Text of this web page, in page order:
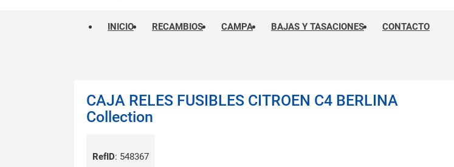
INICIO RECAMBIOS CAMPA BAJAS Y TASACIONES CONTACTO
CAJA RELES FUSIBLES CITROEN C4 BERLINA
Collection
RefID: 548367